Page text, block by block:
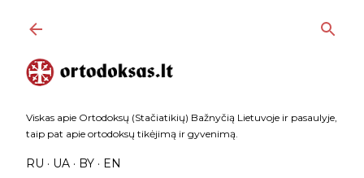
Praleisti ir pereiti prie pagrindinio turinio
Viskas apie Ortodoksų (Stačiatikių) Bažnyčią Lietuvoje ir pasaulyje,
taip pat apie ortodoksų tikėjimą ir gyvenimą.
RU UA BY
EN